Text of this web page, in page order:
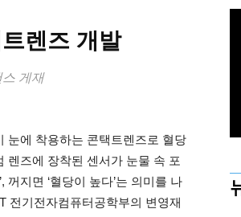
렌즈 개발
게재
눈에 착용하는 콘택트렌즈로 혈당
즈에 장착된 센서가 눈물 속 포
지면 ‘혈당이 높다’는 의미를 나
전기전자컴퓨터공학부의 변영재